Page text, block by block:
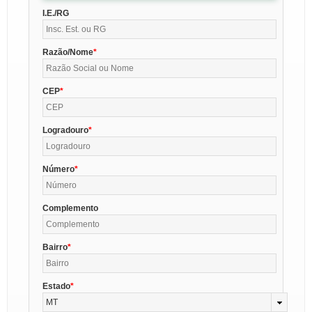
I.E./RG
Razão/Nome
CEP
Logradouro
Número
Complemento
Bairro
Estado
MT